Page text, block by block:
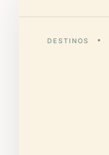
DESTINOS